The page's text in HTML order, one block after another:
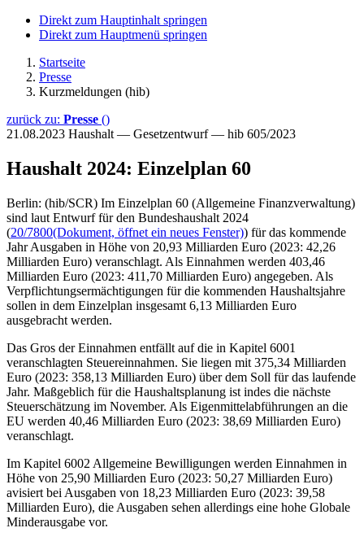
Direkt zum Hauptinhalt springen
Direkt zum Hauptmenü springen
Startseite
Presse
Kurzmeldungen (hib)
zurück zu: Presse ()
21.08.2023 Haushalt — Gesetzentwurf — hib 605/2023
Haushalt 2024: Einzelplan 60
Berlin: (hib/SCR) Im Einzelplan 60 (Allgemeine Finanzverwaltung)
sind laut Entwurf für den Bundeshaushalt 2024
(20/7800(Dokument, öffnet ein neues Fenster)) für das kommende
Jahr Ausgaben in Höhe von 20,93 Milliarden Euro (2023: 42,26
Milliarden Euro) veranschlagt. Als Einnahmen werden 403,46
Milliarden Euro (2023: 411,70 Milliarden Euro) angegeben. Als
Verpflichtungsermächtigungen für die kommenden Haushaltsjahre
sollen in dem Einzelplan insgesamt 6,13 Milliarden Euro
ausgebracht werden.
Das Gros der Einnahmen entfällt auf die in Kapitel 6001
veranschlagten Steuereinnahmen. Sie liegen mit 375,34 Milliarden
Euro (2023: 358,13 Milliarden Euro) über dem Soll für das laufende
Jahr. Maßgeblich für die Haushaltsplanung ist indes die nächste
Steuerschätzung im November. Als Eigenmittelabführungen an die
EU werden 40,46 Milliarden Euro (2023: 38,69 Milliarden Euro)
veranschlagt.
Im Kapitel 6002 Allgemeine Bewilligungen werden Einnahmen in
Höhe von 25,90 Milliarden Euro (2023: 50,27 Milliarden Euro)
avisiert bei Ausgaben von 18,23 Milliarden Euro (2023: 39,58
Milliarden Euro), die Ausgaben sehen allerdings eine hohe Globale
Minderausgabe vor.